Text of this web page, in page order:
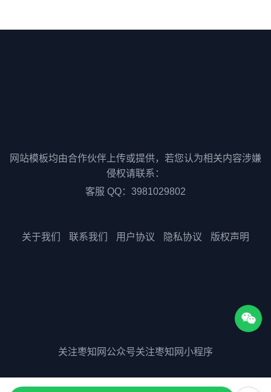
网站模板均由合作伙伴上传或提供，若您认为相关内容涉嫌
侵权请联系：
客服 QQ：3981029802
关于我们 联系我们 用户协议 隐私协议 版权声明
关注枣知网公众号关注枣知网小程序